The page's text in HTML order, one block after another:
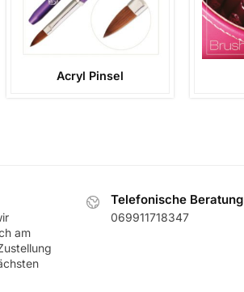
Acryl Pinsel
am
Telefonische Beratung
069911718347